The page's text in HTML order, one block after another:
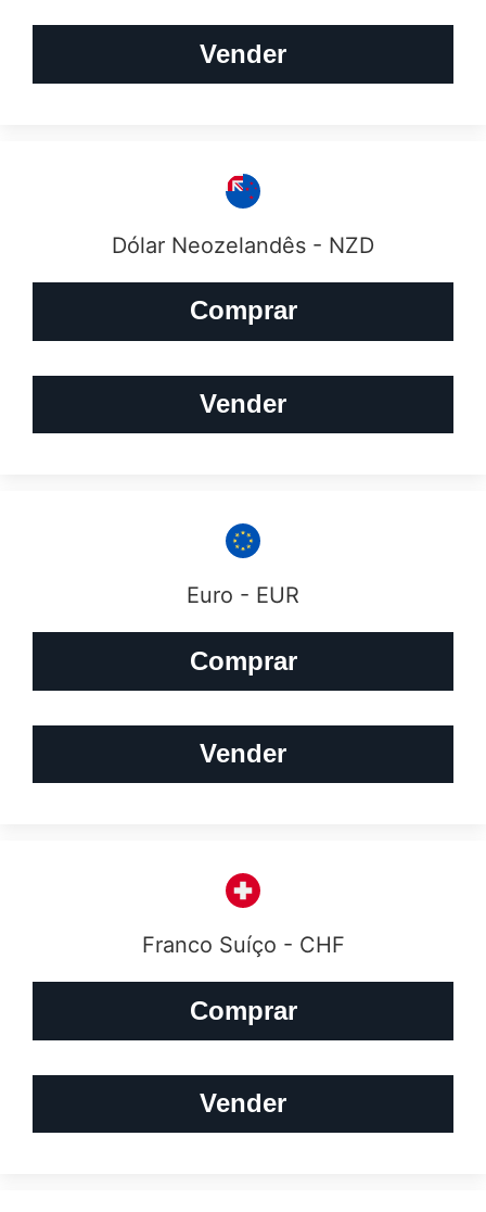
Vender
Dólar Neozelandês - NZD
Comprar
Vender
Euro - EUR
Comprar
Vender
Franco Suíço - CHF
Comprar
Vender